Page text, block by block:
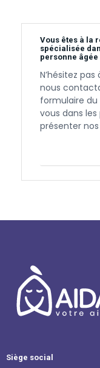
Vous êtes à la
spécialisée
personne âgée
N’hésitez
nous
formulaire du
vous dans
présenter
Siège social